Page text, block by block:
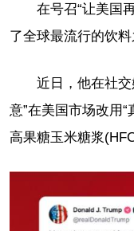
在号召“让美国
了全球最流行的饮
近日，他在社
意”在美国市场改用
高果糖玉米糖浆